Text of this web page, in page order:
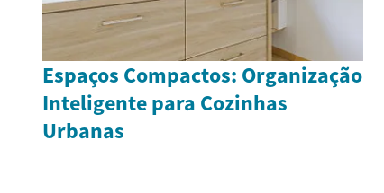
Espaços Compactos: Organização
Inteligente para Cozinhas
Urbanas